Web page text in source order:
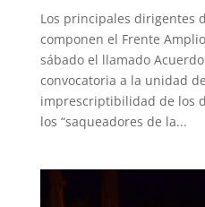
Los principales dirigentes
componen el Frente
sábado el llamado
convocatoria a la unidad
imprescriptibilidad de los
los “saqueadores de la...